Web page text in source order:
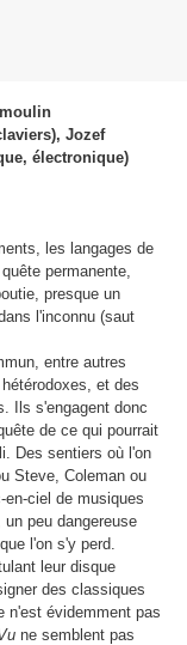
Jozef
électronique)
les langages de
permanente,
presque un
l'inconnu (saut
entre autres
et des
Ils s'engagent donc
de ce qui pourrait
Des sentiers où l'on
Steve, Coleman ou
ciel de musiques
peu dangereuse
l'on s'y perd.
leur disque
des classiques
n'est évidemment pas
ne semblent pas